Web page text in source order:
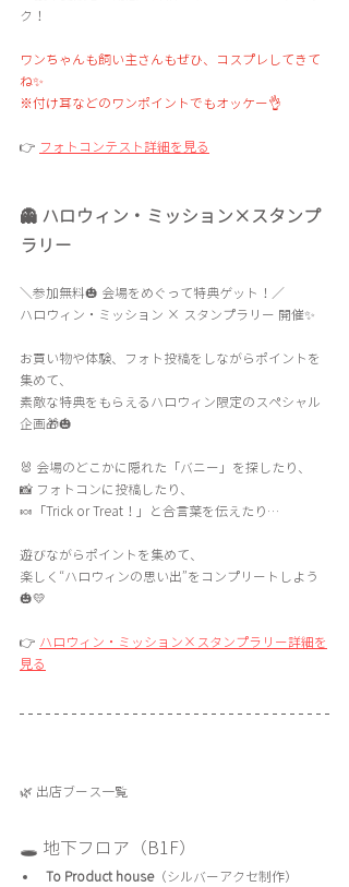
ク！
ワンちゃんも飼い主さんもぜひ、コスプレしてきて
ね✨
※付け耳などのワンポイントでもオッケー👌
👉 フォトコンテスト詳細を見る
👻 ハロウィン・ミッション×スタンプ
ラリー
＼参加無料🎃 会場をめぐって特典ゲット！／
ハロウィン・ミッション × スタンプラリー 開催✨
お買い物や体験、フォト投稿をしながらポイントを
集めて、
素敵な特典をもらえるハロウィン限定のスペシャル
企画🎁🎃
🐰 会場のどこかに隠れた「バニー」を探したり、
📸 フォトコンに投稿したり、
🍬「Trick or Treat！」と合言葉を伝えたり…
遊びながらポイントを集めて、
楽しく“ハロウィンの思い出”をコンプリートしよう
🎃💛
👉 ハロウィン・ミッション×スタンプラリー詳細を
見る
🌿 出店ブース一覧
🕳 地下フロア（B1F）
To Product house（シルバーアクセ制作）